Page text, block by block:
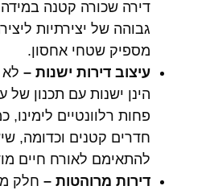
דירה שכורה קטנה
גבוהה של יצירתיות
מספיק שטחי אחסון.
עיצוב דירות ישנות – לא
הינן ישנות עם תכנון
פחות רלוונטיים
חדרים קטנים וכדומה,
להתאימם לאורח חיים
דירות מרוהטות – חלק